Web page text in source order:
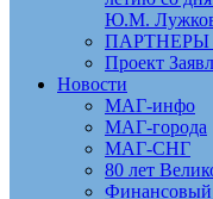
Ю.М.
Проект
Новости
МАГ-инфо
МАГ-города
МАГ-СНГ
80 лет
Финансовый